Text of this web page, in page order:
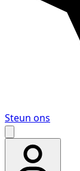
Steun ons